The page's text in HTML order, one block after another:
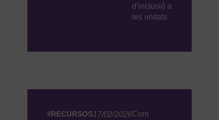
d’inclusió a
les unitats
#RECURSOS17/02/2026Com